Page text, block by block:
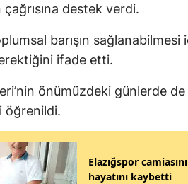
çağrısına destek verdi.
barışın sağlanabilmesi
ifade etti.
önümüzdeki günlerde
öğrenildi.
Elazığspor
hayatını kaybetti